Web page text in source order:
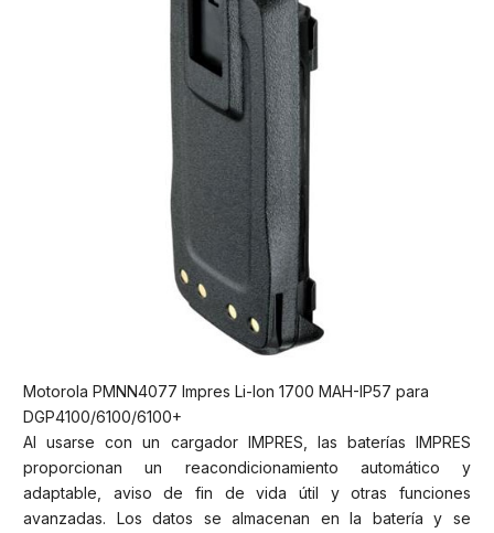
Motorola PMNN4077 Impres Li-Ion 1700 MAH-IP57 para
DGP4100/6100/6100+
Al usarse con un cargador IMPRES, las baterías IMPRES
proporcionan un reacondicionamiento automático y
adaptable, aviso de fin de vida útil y otras funciones
avanzadas. Los datos se almacenan en la batería y se